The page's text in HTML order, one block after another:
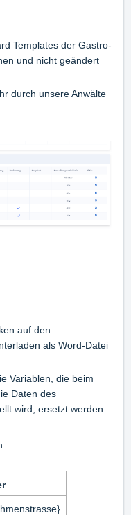
Templates der Gastro-
und nicht geändert
durch unsere Anwälte
auf den
als Word-Datei
Variablen, die beim
Daten des
wird, ersetzt werden.